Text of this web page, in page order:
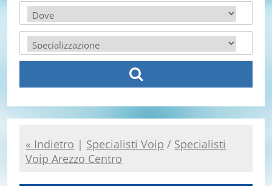
« Indietro | Specialisti Voip / Specialisti
Voip Arezzo Centro